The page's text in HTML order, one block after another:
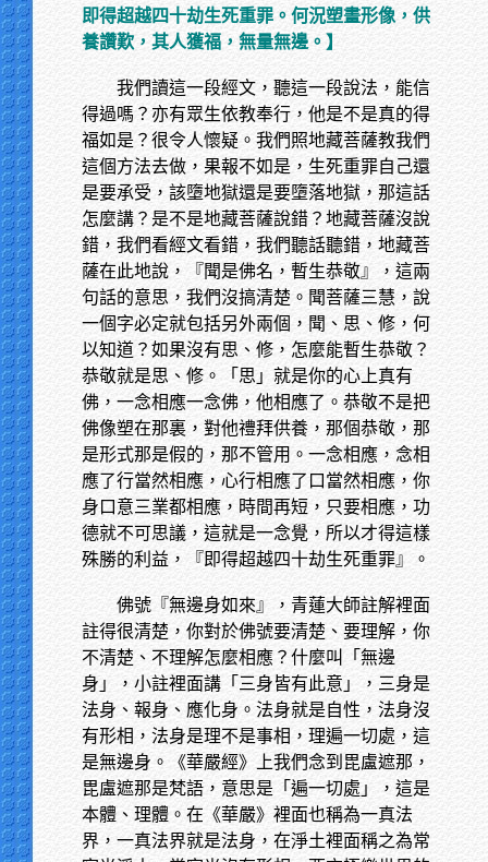
即得超越四十劫生死重罪。何況塑畫形像，供
養讚歎，其人獲福，無量無邊。】
我們讀這一段經文，聽這一段說法，能信
得過嗎？亦有眾生依教奉行，他是不是真的得
福如是？很令人懷疑。我們照地藏菩薩教我們
這個方法去做，果報不如是，生死重罪自己還
是要承受，該墮地獄還是要墮落地獄，那這話
怎麼講？是不是地藏菩薩說錯？地藏菩薩沒說
錯，我們看經文看錯，我們聽話聽錯，地藏菩
薩在此地說，『聞是佛名，暫生恭敬』，這兩
句話的意思，我們沒搞清楚。聞菩薩三慧，說
一個字必定就包括另外兩個，聞、思、修，何
以知道？如果沒有思、修，怎麼能暫生恭敬？
恭敬就是思、修。「思」就是你的心上真有
佛，一念相應一念佛，他相應了。恭敬不是把
佛像塑在那裏，對他禮拜供養，那個恭敬，那
是形式那是假的，那不管用。一念相應，念相
應了行當然相應，心行相應了口當然相應，你
身口意三業都相應，時間再短，只要相應，功
德就不可思議，這就是一念覺，所以才得這樣
殊勝的利益，『即得超越四十劫生死重罪』。
佛號『無邊身如來』，青蓮大師註解裡面
註得很清楚，你對於佛號要清楚、要理解，你
不清楚、不理解怎麼相應？什麼叫「無邊
身」，小註裡面講「三身皆有此意」，三身是
法身、報身、應化身。法身就是自性，法身沒
有形相，法身是理不是事相，理遍一切處，這
是無邊身。《華嚴經》上我們念到毘盧遮那，
毘盧遮那是梵語，意思是「遍一切處」，這是
本體、理體。在《華嚴》裡面也稱為一真法
界，一真法界就是法身，在淨土裡面稱之為常